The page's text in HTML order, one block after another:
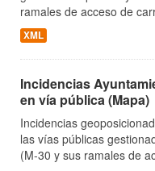
ramales de acceso de
XML
Incidencias
en vía pública (Mapa)
Incidencias
las vías públicas
(M-30 y sus ramales de